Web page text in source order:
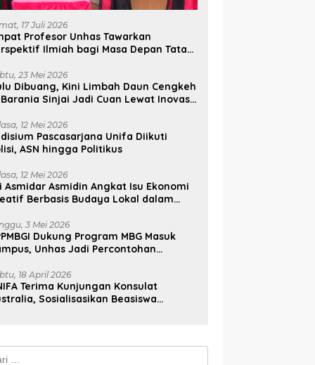
17 Juli 2026
Profesor Unhas Tawarkan
Ilmiah bagi Masa Depan Tata
23 Mei 2026
Dibuang, Kini Limbah Daun Cengkeh
Sinjai Jadi Cuan Lewat Inovasi
12 Mei 2026
Pascasarjana Unifa Diikuti
ASN hingga Politikus
12 Mei 2026
Asmidar Asmidin Angkat Isu Ekonomi
Berbasis Budaya Lokal dalam
3 Mei 2026
Dukung Program MBG Masuk
Unhas Jadi Percontohan
18 April 2026
Terima Kunjungan Konsulat
Sosialisasikan Beasiswa